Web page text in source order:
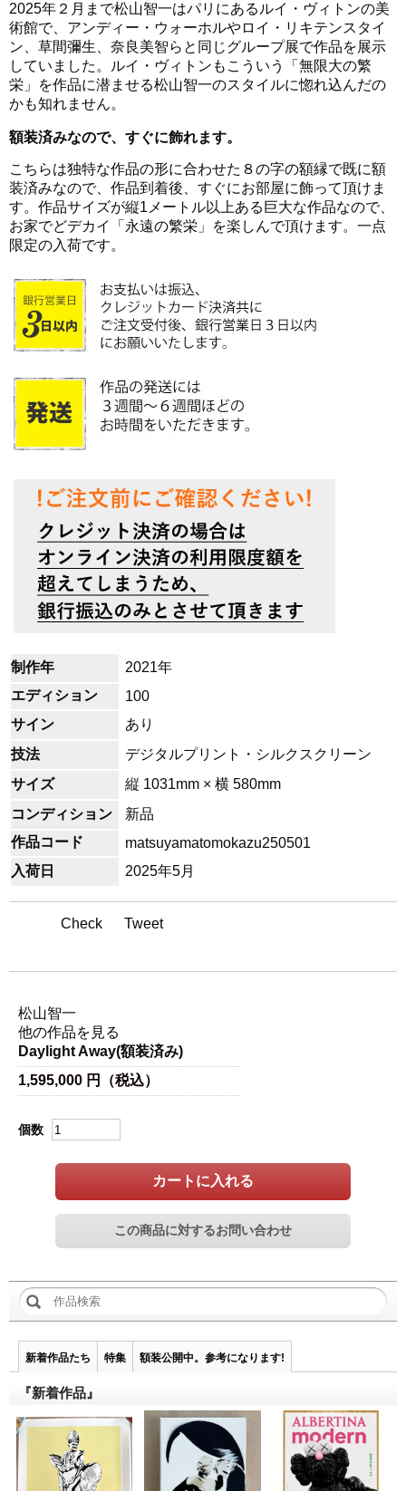
2025年２月まで松山智一はパリにあるルイ・ヴィトンの美
術館で、アンディー・ウォーホルやロイ・リキテンスタイ
ン、草間彌生、奈良美智らと同じグループ展で作品を展示
していました。ルイ・ヴィトンもこういう「無限大の繁
栄」を作品に潜ませる松山智一のスタイルに惚れ込んだの
かも知れません。
額装済みなので、すぐに飾れます。
こちらは独特な作品の形に合わせた８の字の額縁で既に額
装済みなので、作品到着後、すぐにお部屋に飾って頂けま
す。作品サイズが縦1メートル以上ある巨大な作品なので、
お家でどデカイ「永遠の繁栄」を楽しんで頂けます。一点
限定の入荷です。
制作年
2021年
エディション
100
サイン
あり
技法
デジタルプリント・シルクスクリーン
サイズ
縦 1031mm × 横 580mm
コンディション
新品
作品コード
matsuyamatomokazu250501
入荷日
2025年5月
Check Tweet
松山智一
他の作品を見る
Daylight Away(額装済み)
1,595,000 円（税込）
個数
カートに入れる
新着作品たち 特集 額装公開中。参考になります!
『新着作品』